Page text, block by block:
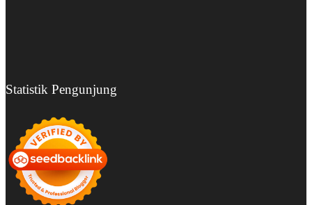
Statistik Pengunjung